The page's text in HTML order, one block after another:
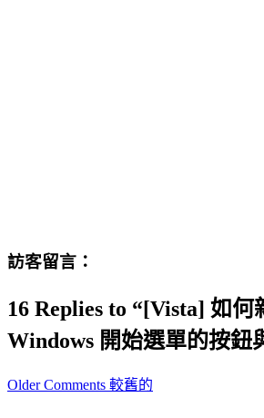
訪客留言：
16 Replies to “[Vista] 如何
Windows 開始選單的按鈕
Comment
Older Comments 較舊的